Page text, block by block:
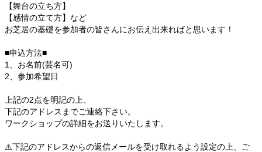
【舞台の立ち方】
【感情の立て方】など
お芝居の基礎を参加者の皆さんにお伝え出来ればと思います！
■申込方法■
1、お名前(芸名可)
2、参加希望日
上記の2点を明記の上、
下記のアドレスまでご連絡下さい。
ワークショップの詳細をお送りいたします。
⚠️下記のアドレスからの返信メールを受け取れるよう設定の上、ご